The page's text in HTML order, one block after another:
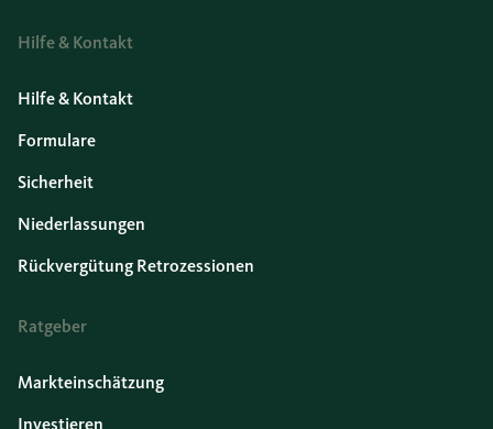
Hilfe & Kontakt
Hilfe & Kontakt
Formulare
Sicherheit
Niederlassungen
Rückvergütung Retrozessionen
Ratgeber
Markteinschätzung
Investieren